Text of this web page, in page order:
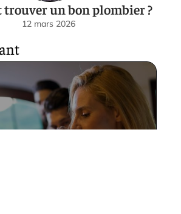
trouver un bon plombier ?
12 mars 2026